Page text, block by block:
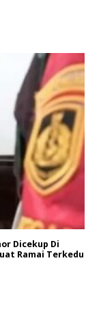
Dicekup Di
Ramai Terkedu